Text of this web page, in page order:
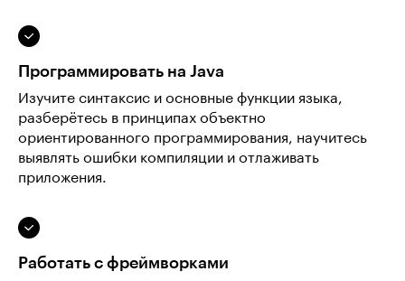
Программировать на Java
Изучите синтаксис и основные функции языка,
разберётесь в принципах объектно
ориентированного программирования, научитесь
выявлять ошибки компиляции и отлаживать
приложения.
Работать с фреймворками